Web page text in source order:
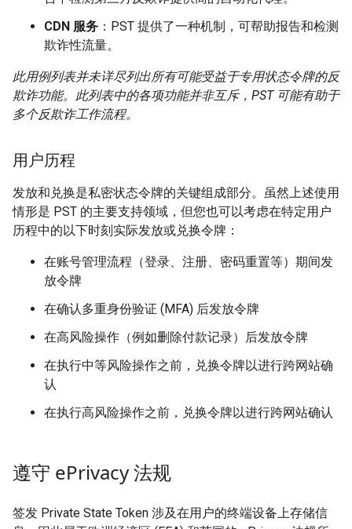
CDN 服务 ：PST 提供了一种机制，可帮助报告和检测
欺诈性流量。
此用例列表并未详尽列出所有可能受益于专用状态令牌的反
欺诈功能。此列表中的各项功能并非互斥，PST 可能有助于
多个反欺诈工作流程。
用户历程
发放和兑换是私密状态令牌的关键组成部分。虽然上述使用
情形是 PST 的主要支持领域，但您也可以考虑在特定用户
历程中的以下时刻实际发放或兑换令牌：
在账号管理流程（登录、注册、密码重置等）期间发
放令牌
在确认多重身份验证 (MFA) 后发放令牌
在高风险操作（例如删除付款记录）后发放令牌
在执行中等风险操作之前，兑换令牌以进行跨网站确
认
在执行高风险操作之前，兑换令牌以进行跨网站确认
遵守 ePrivacy 法规
签发 Private State Token 涉及在用户的终端设备上存储信